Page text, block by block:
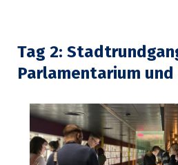
Tag 2:
Parlamentarium